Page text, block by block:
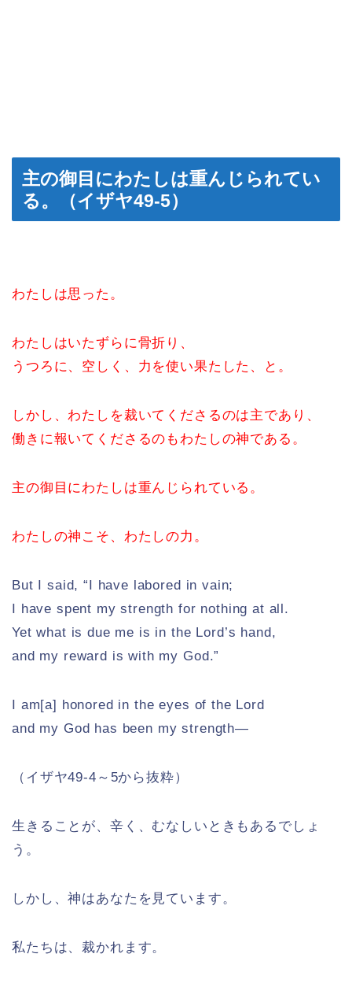
主の御目にわたしは重んじられてい
る。（イザヤ49‐5）
わたしは思った。
わたしはいたずらに骨折り、
うつろに、空しく、力を使い果たした、と。
しかし、わたしを裁いてくださるのは主であり、
働きに報いてくださるのもわたしの神である。
主の御目にわたしは重んじられている。
わたしの神こそ、わたしの力。
But I said, “I have labored in vain;
I have spent my strength for nothing at all.
Yet what is due me is in the Lord’s hand,
and my reward is with my God.”
I am[a] honored in the eyes of the Lord
and my God has been my strength—
（イザヤ49-4～5から抜粋）
生きることが、辛く、むなしいときもあるでしょ
う。
しかし、神はあなたを見ています。
私たちは、裁かれます。